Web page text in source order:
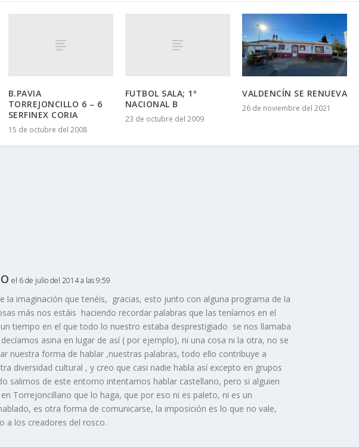
B.PAVIA
TORREJONCILLO 6 – 6
SERFINEX CORIA
15 de octubre del 2008
FUTBOL SALA; 1º
NACIONAL B
23 de octubre del 2009
VALDENCÍN SE RENUEVA
26 de noviembre del 2021
el 6 de julio del 2014 a las 9:59
la imaginación que tenéis, gracias, esto junto con alguna programa de la
más nos estáis haciendo recordar palabras que las teníamos en el
tiempo en el que todo lo nuestro estaba desprestigiado se nos llamaba
asina en lugar de así ( por ejemplo), ni una cosa ni la otra, no se
nuestra forma de hablar ,nuestras palabras, todo ello contribuye a
diversidad cultural , y creo que casi nadie habla así excepto en grupos
salimos de este entorno intentamos hablar castellano, pero si alguien
Torrejoncillano que lo haga, que por eso ni es paleto, ni es un
es otra forma de comunicarse, la imposición es lo que no vale,
a los creadores del rosco.